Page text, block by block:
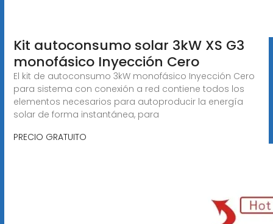
Kit autoconsumo solar 3kW XS G3
monofásico Inyección Cero
El kit de autoconsumo 3kW monofásico Inyección Cero
para sistema con conexión a red contiene todos los
elementos necesarios para autoproducir la energía
solar de forma instantánea, para
PRECIO GRATUITO